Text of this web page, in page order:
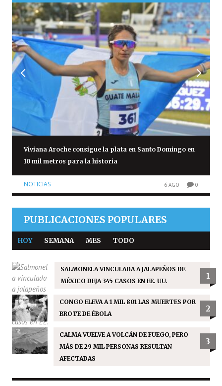
Viviana Aroche consigue la plata en Santo Domingo en
10 mil metros para la historia
NOTICIAS 6 AGO 0
PUBLICACIONES POPULARES
HOY SEMANA MES TODO
SALMONELA VINCULADA A JALAPEÑOS DE
MÉXICO DEJA 345 CASOS EN EE. UU.
1
CONGO ELEVA A 1 MIL 801 LAS MUERTES POR
BROTE DE ÉBOLA
2
CALMA VUELVE A VOLCÁN DE FUEGO, PERO
MÁS DE 29 MIL PERSONAS RESULTAN
AFECTADAS
3